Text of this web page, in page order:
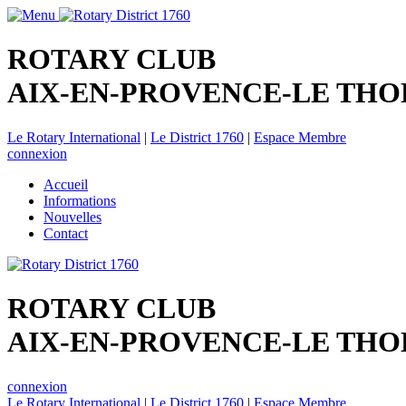
ROTARY CLUB
AIX-EN-PROVENCE-LE
Le Rotary International | Le District 1760 | Espace Membre
connexion
Accueil
Informations
Nouvelles
Contact
ROTARY CLUB
AIX-EN-PROVENCE-LE
connexion
Le Rotary International | Le District 1760 | Espace Membre